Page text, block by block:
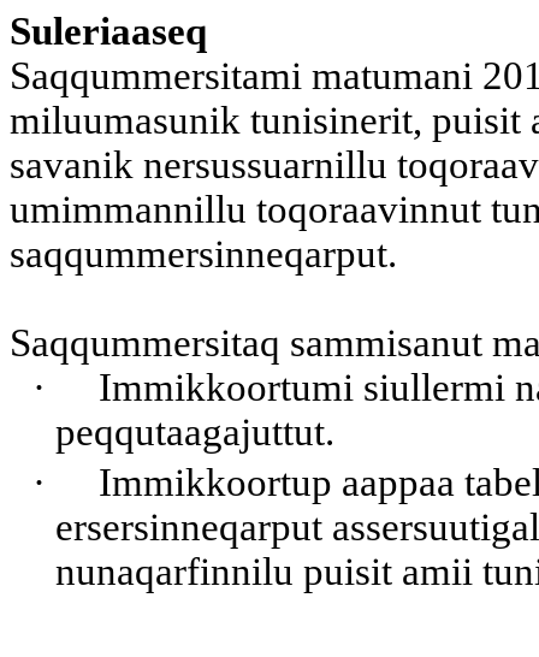
Suleriaaseq
Saqqummersitami matumani
miluumasunik tunisinerit, puisit
savanik nersussuarnillu
umimmannillu toqoraavinnut
saqqummersinneqarput.
Saqqummersitaq sammisanut
·
Immikkoortumi siullermi
peqqutaagajuttut.
·
Immikkoortup aappaa
ersersinneqarput
nunaqarfinnilu puisit amii